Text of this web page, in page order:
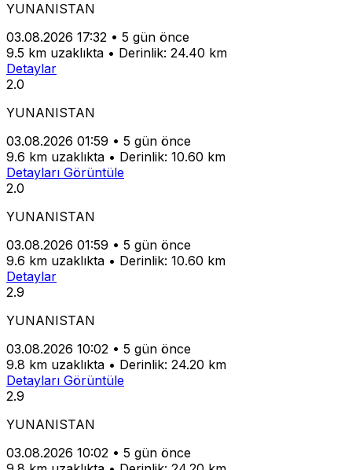
YUNANISTAN
03.08.2026 17:32 • 5 gün önce
9.5 km uzaklıkta • Derinlik: 24.40 km
Detaylar
2.0
YUNANISTAN
03.08.2026 01:59 • 5 gün önce
9.6 km uzaklıkta • Derinlik: 10.60 km
Detayları Görüntüle
2.0
YUNANISTAN
03.08.2026 01:59 • 5 gün önce
9.6 km uzaklıkta • Derinlik: 10.60 km
Detaylar
2.9
YUNANISTAN
03.08.2026 10:02 • 5 gün önce
9.8 km uzaklıkta • Derinlik: 24.20 km
Detayları Görüntüle
2.9
YUNANISTAN
03.08.2026 10:02 • 5 gün önce